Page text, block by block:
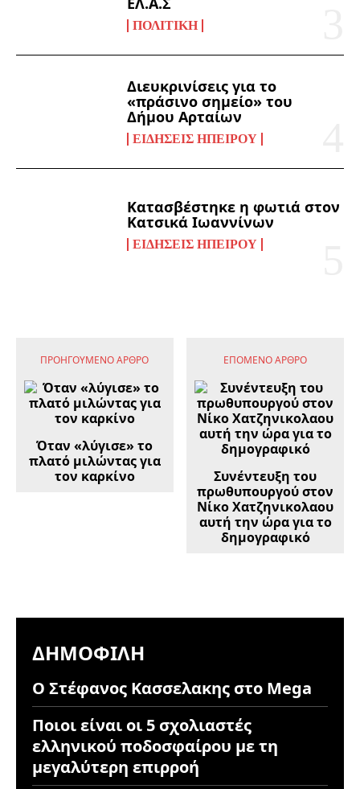
ΠΟΛΙΤΙΚΉ
Διευκρινίσεις για το
«πράσινο σημείο» του
Δήμου Αρταίων
ΕΙΔΉΣΕΙΣ ΗΠΕΊΡΟΥ
Κατασβέστηκε η φωτιά στον
Κατσικά Ιωαννίνων
ΕΙΔΉΣΕΙΣ ΗΠΕΊΡΟΥ
ΠΡΟΗΓΟΎΜΕΝΟ ΆΡΘΡΟ
Όταν «λύγισε» το
πλατό μιλώντας για
τον καρκίνο
ΕΠΌΜΕΝΟ ΆΡΘΡΟ
Συνέντευξη του
πρωθυπουργού στον
Νίκο Χατζηνικολαου
αυτή την ώρα για το
δημογραφικό
ΔΗΜΟΦΙΛΉ
Ο Στέφανος Κασσελακης στο Mega
Ποιοι είναι οι 5 σχολιαστές
ελληνικού ποδοσφαίρου με τη
μεγαλύτερη επιρροή